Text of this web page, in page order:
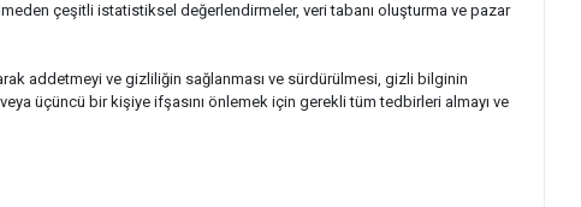
çeşitli istatistiksel değerlendirmeler, veri tabanı oluşturma ve pazar
addetmeyi ve gizliliğin sağlanması ve sürdürülmesi, gizli bilginin
üçüncü bir kişiye ifşasını önlemek için gerekli tüm tedbirleri almayı ve